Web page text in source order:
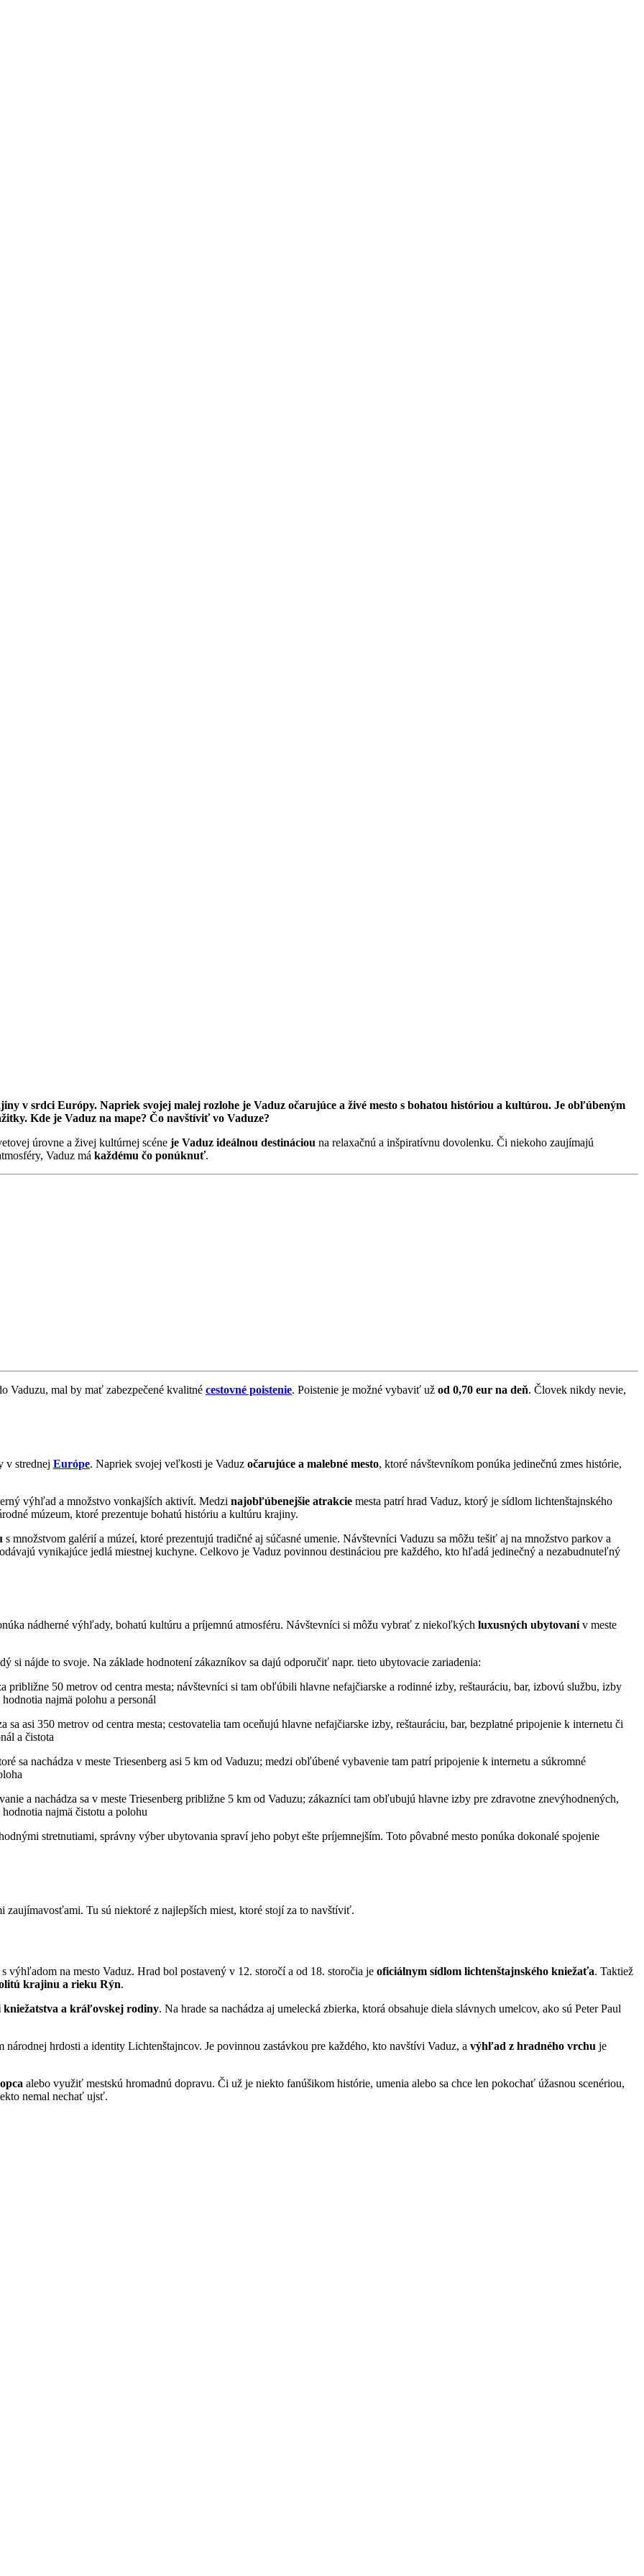
v srdci Európy. Napriek svojej malej rozlohe je Vaduz očarujúce a živé mesto s bohatou históriou a kultúrou. Je obľúbeným
Kde je Vaduz na mape? Čo navštíviť vo Vaduze?
úrovne a živej kultúrnej scéne je Vaduz ideálnou destináciou na relaxačnú a inšpiratívnu dovolenku. Či niekoho zaujímajú
Vaduz má každému čo ponúknuť.
Vaduzu, mal by mať zabezpečené kvalitné cestovné poistenie. Poistenie je možné vybaviť už od 0,70 eur na deň. Človek nikdy nevie,
v strednej Európe. Napriek svojej veľkosti je Vaduz očarujúce a malebné mesto, ktoré návštevníkom ponúka jedinečnú zmes histórie,
výhľad a množstvo vonkajších aktivít. Medzi najobľúbenejšie atrakcie mesta patrí hrad Vaduz, ktorý je sídlom lichtenštajnského
múzeum, ktoré prezentuje bohatú históriu a kultúru krajiny.
s množstvom galérií a múzeí, ktoré prezentujú tradičné aj súčasné umenie. Návštevníci Vaduzu sa môžu tešiť aj na množstvo parkov a
vynikajúce jedlá miestnej kuchyne. Celkovo je Vaduz povinnou destináciou pre každého, kto hľadá jedinečný a nezabudnuteľný
nádherné výhľady, bohatú kultúru a príjemnú atmosféru. Návštevníci si môžu vybrať z niekoľkých luxusných ubytovanív meste
si nájde to svoje. Na základe hodnotení zákazníkov sa dajú odporučiť napr. tieto ubytovacie zariadenia:
približne 50 metrov od centra mesta; návštevníci si tam obľúbili hlavne nefajčiarske a rodinné izby, reštauráciu, bar, izbovú službu, izby
najmä polohu a personál
sa asi 350 metrov od centra mesta; cestovatelia tam oceňujú hlavne nefajčiarske izby, reštauráciu, bar, bezplatné pripojenie k internetu či
a čistota
sa nachádza v meste Triesenberg asi 5 km od Vaduzu; medzi obľúbené vybavenie tam patrí pripojenie k internetu a súkromné
a nachádza sa v meste Triesenberg približne 5 km od Vaduzu; zákazníci tam obľubujú hlavne izby pre zdravotne znevýhodnených,
najmä čistotu a polohu
stretnutiami, správny výber ubytovania spraví jeho pobyt ešte príjemnejším. Toto pôvabné mesto ponúka dokonalé spojenie
zaujímavosťami. Tu sú niektoré z najlepších miest, ktoré stojí za to navštíviť.
výhľadom na mesto Vaduz. Hrad bol postavený v 12. storočí a od 18. storočia je oficiálnym sídlom lichtenštajnského kniežaťa. Taktiež
krajinu a rieku Rýn.
kniežatstva a kráľovskej rodiny. Na hrade sa nachádza aj umelecká zbierka, ktorá obsahuje diela slávnych umelcov, ako sú Peter Paul
hrdosti a identity Lichtenštajncov. Je povinnou zastávkou pre každého, kto navštívi Vaduz, a výhľad z hradného vrchu je
alebo využiť mestskú hromadnú dopravu. Či už je niekto fanúšikom histórie, umenia alebo sa chce len pokochať úžasnou scenériou,
nemal nechať ujsť.